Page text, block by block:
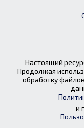
Настоящий
Продолжая
обработку
и